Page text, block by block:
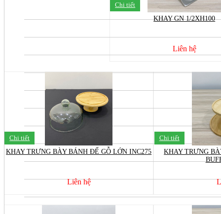
Chi tiết
KHAY GN 1/2XH100
Liên hệ
Chi tiết
KHAY TRƯNG BÀY BÁNH ĐẾ GỖ LỚN INC275
Liên hệ
Chi tiết
KHAY TRƯNG